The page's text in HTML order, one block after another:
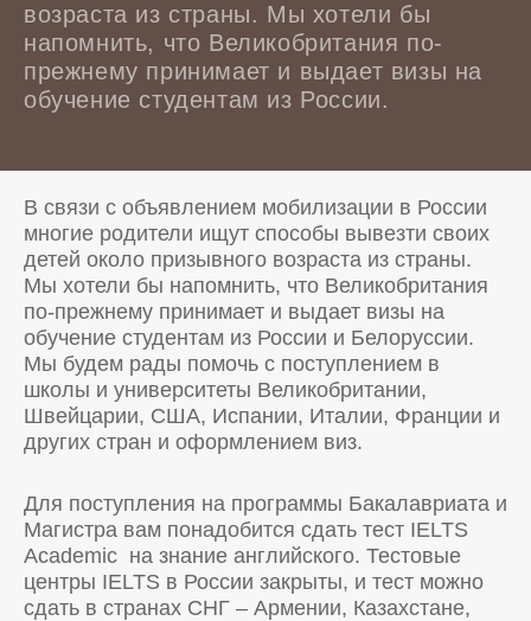
возраста из страны. Мы хотели бы
напомнить, что Великобритания по-
прежнему принимает и выдает визы на
обучение студентам из России.
В связи с объявлением мобилизации в России
многие родители ищут способы вывезти своих
детей около призывного возраста из страны.
Мы хотели бы напомнить, что Великобритания
по-прежнему принимает и выдает визы на
обучение студентам из России и Белоруссии.
Мы будем рады помочь с поступлением в
школы и университеты Великобритании,
Швейцарии, CША, Испании, Италии, Франции и
других стран и оформлением виз.
Для поступления на программы Бакалавриата и
Магистра вам понадобится сдать тест IELTS
Academic на знание английского. Тестовые
центры IELTS в России закрыты, и тест можно
сдать в странах СНГ – Армении, Казахстане,